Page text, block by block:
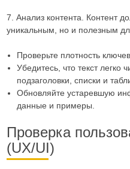
7. Анализ контента. Контент
уникальным, но и полезным
Проверьте плотность
Убедитесь, что текст легко
подзаголовки, списки и
Обновляйте устаревшую
данные и примеры.
Проверка
(UX/UI)